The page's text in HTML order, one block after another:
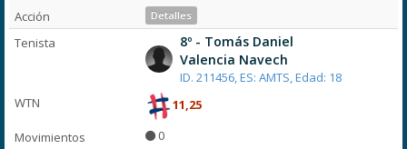
Detalles
8º - Tomás Daniel
Valencia Navech
ID. 211456, ES: AMTS, Edad: 18
11,25
0